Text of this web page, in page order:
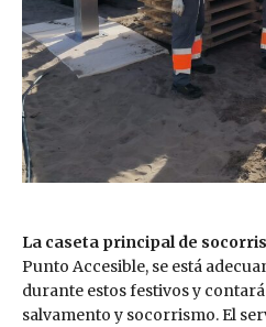
La caseta principal de
Punto Accesible, se está
durante estos festivos y
salvamento y socorrismo. El